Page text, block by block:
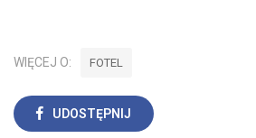
WIĘCEJ O: FOTEL
UDOSTĘPNIJ